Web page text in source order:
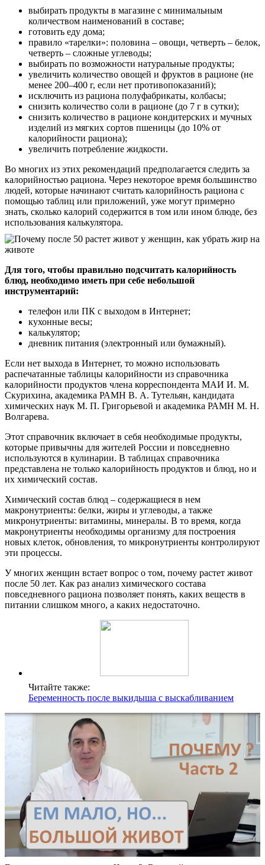
выбирать продукты в магазине с минимальным
количеством наименований в составе;
готовить еду дома;
правило «тарелки»: половина – овощи, четверть – белок,
четверть – сложные углеводы;
выбирать по возможности натуральные продукты;
увеличить количество овощей и фруктов в рационе (не
менее 200–400 г, если нет противопоказаний);
исключить из рациона полуфабрикаты, колбасы;
снизить количество соли в рационе (до 7 г в сутки);
снизить количество в рационе кондитерских и мучных
изделий из мягких сортов пшеницы (до 10% от
калорийности рациона);
увеличить потребление жидкости.
Во многих из этих рекомендаций предполагается следить за
калорийностью рациона. Через некоторое время большинство
людей, которые начинают считать калорийность рациона с
помощью таблиц или приложений, уже могут примерно
знать, сколько калорий содержится в том или ином блюде, без
использования калькулятора.
Для того, чтобы правильно подсчитать калорийность
блюд, необходимо иметь при себе небольшой
инструментарий:
телефон или ПК с выходом в Интернет;
кухонные весы;
калькулятор;
дневник питания (электронный или бумажный).
Если нет выхода в Интернет, то можно использовать
распечатанные таблицы калорийности из справочника
калорийности продуктов члена корреспондента МАИ И. М.
Скурихина, академика РАМН В. А. Тутельян, кандидата
химических наук М. П. Григорьевой и академика РАМН М. Н.
Волгарева.
Этот справочник включает в себя необходимые продукты,
которые привычны для жителей России и повседневно
используются в кулинарии. В таблицах справочника
представлена не только калорийность продуктов и блюд, но и
их химический состав.
Химический состав блюд – содержащиеся в нем
макронутриенты: белки, жиры и углеводы, а также
микронутриенты: витамины, минералы. В то время, когда
макронутриенты необходимы организму для построения
новых клеток, обновления, то микронутриенты контролируют
эти процессы.
У многих женщин встает вопрос о том, почему растет живот
после 50 лет. Как раз анализ химического состава
повседневного рациона позволяет понять, каких веществ в
питании слишком много, а каких недостаточно.
Читайте также:
Беременность после выкидыша с выскабливанием